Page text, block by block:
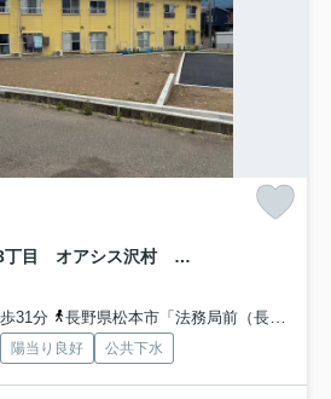
契約予定 松本市沢村3丁目 オアシス沢村 区画10
31分 長野県松本市「法務局前（長野県）」バス停下車 徒歩2分
陽当り良好 公共下水